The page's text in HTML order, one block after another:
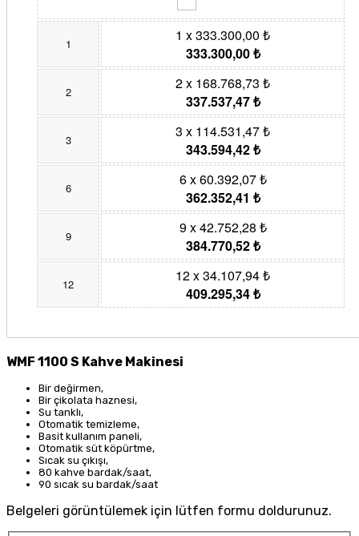
1
1 x 333.300,00 ₺
333.300,00 ₺
2
2 x 168.768,73 ₺
337.537,47 ₺
3
3 x 114.531,47 ₺
343.594,42 ₺
6
6 x 60.392,07 ₺
362.352,41 ₺
9
9 x 42.752,28 ₺
384.770,52 ₺
12
12 x 34.107,94 ₺
409.295,34 ₺
WMF 1100 S Kahve Makinesi
Bir değirmen,
Bir çikolata haznesi,
Su tanklı,
Otomatik temizleme,
Basit kullanım paneli,
Otomatik süt köpürtme,
Sıcak su çıkışı,
80 kahve bardak/saat,
90 sıcak su bardak/saat
Belgeleri görüntülemek için lütfen formu doldurunuz.